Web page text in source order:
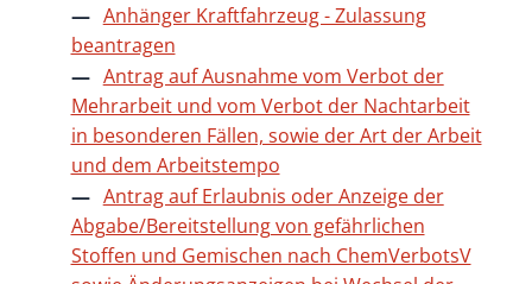
Anhänger Kraftfahrzeug - Zulassung
beantragen
Antrag auf Ausnahme vom Verbot der
Mehrarbeit und vom Verbot der Nachtarbeit
in besonderen Fällen, sowie der Art der Arbeit
und dem Arbeitstempo
Antrag auf Erlaubnis oder Anzeige der
Abgabe/Bereitstellung von gefährlichen
Stoffen und Gemischen nach ChemVerbotsV